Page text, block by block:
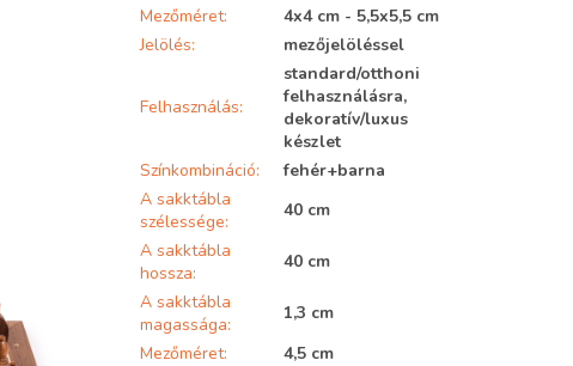
Mezőméret:
4x4 cm - 5,5x5,5 cm
Jelölés: mezőjelöléssel
Felhasználás:
standard/otthoni
felhasználásra,
dekoratív/luxus
készlet
Színkombináció:
fehér+barna
A sakktábla
szélessége:
40 cm
A sakktábla
hossza:
40 cm
A sakktábla
magassága:
1,3 cm
Mezőméret:
4,5 cm